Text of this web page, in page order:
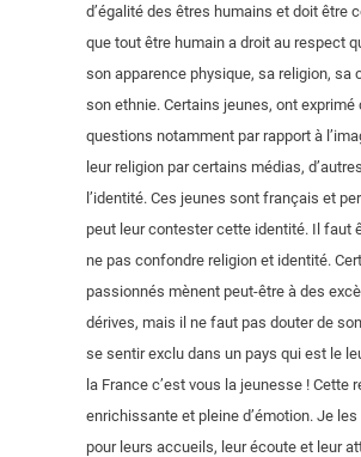
d’égalité des êtres humains et doit être
que tout être humain a droit au respect
son apparence physique, sa religion, sa
son ethnie. Certains jeunes, ont exprimé
questions notamment par rapport à
leur religion par certains médias,
l’identité. Ces jeunes sont français et
peut leur contester cette identité. Il faut
ne pas confondre religion et identité.
passionnés mènent peut-être à des
dérives, mais il ne faut pas douter de
se sentir exclu dans un pays qui est le
la France c’est vous la jeunesse ! Cette
enrichissante et pleine d’émotion. Je
pour leurs accueils, leur écoute et leur